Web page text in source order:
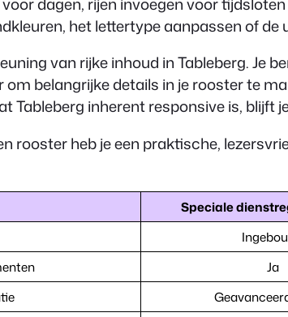
het lettertype aanpassen of de
van rijke inhoud in Tableberg. Je
om belangrijke details in je rooster te
Tableberg inherent responsive is, blijft
rooster heb je een praktische,
Speciale
Ja